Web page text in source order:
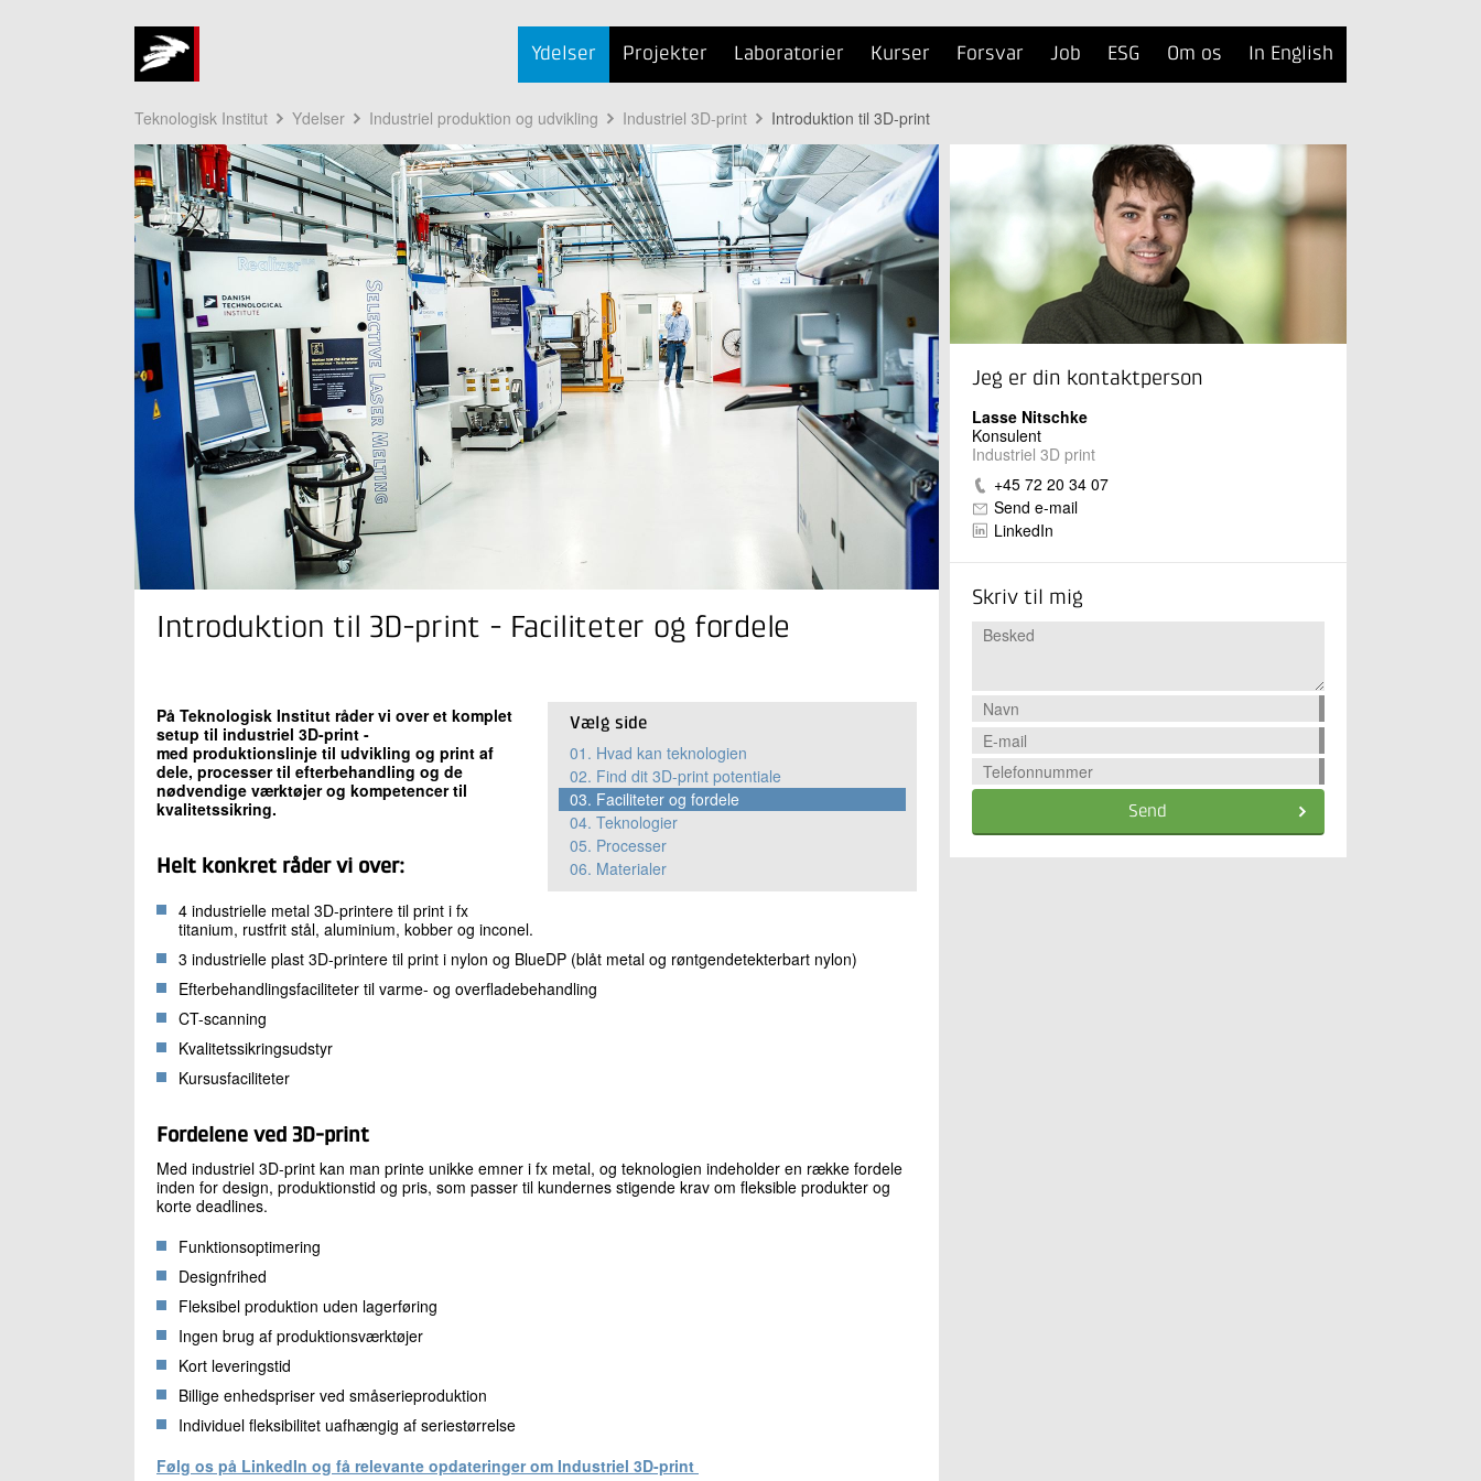
Ydelser Projekter Laboratorier Kurser Forsvar Job ESG Om os In English
Teknologisk Institut Ydelser Industriel produktion og udvikling Industriel 3D-print Introduktion til 3D-print
Introduktion til 3D-print - Faciliteter og fordele
Vælg side
01. Hvad kan teknologien
02. Find dit 3D-print potentiale
03. Faciliteter og fordele
04. Teknologier
05. Processer
06. Materialer
På Teknologisk Institut råder vi over et komplet
setup til industriel 3D-print -
med produktionslinje til udvikling og print af
dele, processer til efterbehandling og de
nødvendige værktøjer og kompetencer til
kvalitetssikring.
Helt konkret råder vi over:
4 industrielle metal 3D-printere til print i fx
titanium, rustfrit stål, aluminium, kobber og inconel.
3 industrielle plast 3D-printere til print i nylon og BlueDP (blåt metal og røntgendetekterbart nylon)
Efterbehandlingsfaciliteter til varme- og overfladebehandling
CT-scanning
Kvalitetssikringsudstyr
Kursusfaciliteter
Fordelene ved 3D-print
Med industriel 3D-print kan man printe unikke emner i fx metal, og teknologien indeholder en række fordele
inden for design, produktionstid og pris, som passer til kundernes stigende krav om fleksible produkter og
korte deadlines.
Funktionsoptimering
Designfrihed
Fleksibel produktion uden lagerføring
Ingen brug af produktionsværktøjer
Kort leveringstid
Billige enhedspriser ved småserieproduktion
Individuel fleksibilitet uafhængig af seriestørrelse
Følg os på LinkedIn og få relevante opdateringer om Industriel 3D-print
Jeg er din kontaktperson
Lasse Nitschke
Konsulent
Industriel 3D print
+45 72 20 34 07
Send e-mail
LinkedIn
Skriv til mig
Send